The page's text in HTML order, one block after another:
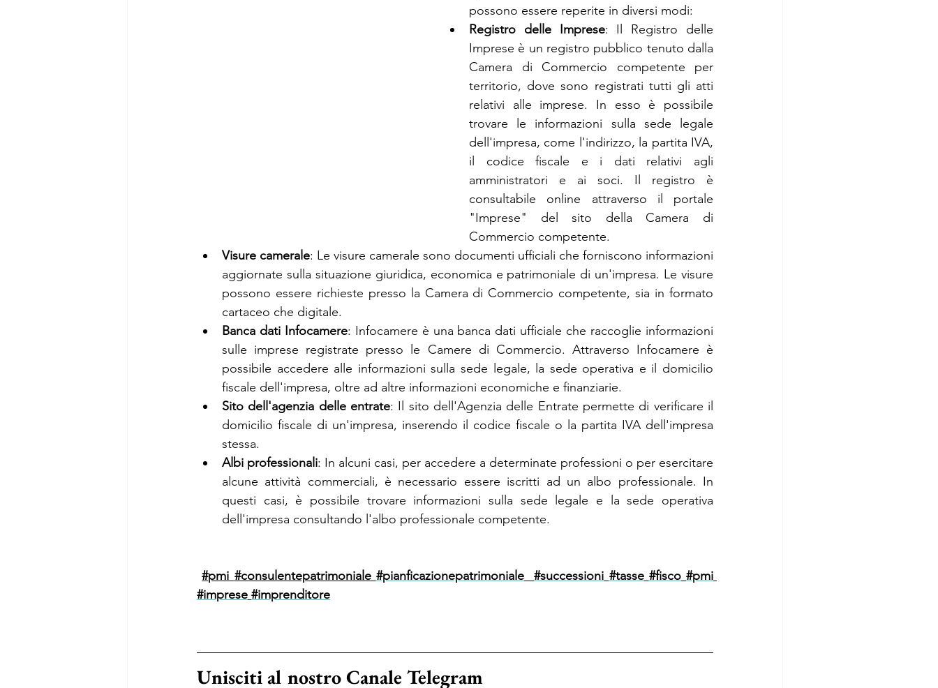
possono essere reperite in diversi modi:
Registro delle Imprese: Il Registro delle
Imprese è un registro pubblico tenuto dalla
Camera di Commercio competente per
territorio, dove sono registrati tutti gli atti
relativi alle imprese. In esso è possibile
trovare le informazioni sulla sede legale
dell'impresa, come l'indirizzo, la partita IVA,
il codice fiscale e i dati relativi agli
amministratori e ai soci. Il registro è
consultabile online attraverso il portale
"Imprese" del sito della Camera di
Commercio competente.
Visure camerale: Le visure camerale sono documenti ufficiali che forniscono informazioni
aggiornate sulla situazione giuridica, economica e patrimoniale di un'impresa. Le visure
possono essere richieste presso la Camera di Commercio competente, sia in formato
cartaceo che digitale.
Banca dati Infocamere: Infocamere è una banca dati ufficiale che raccoglie informazioni
sulle imprese registrate presso le Camere di Commercio. Attraverso Infocamere è
possibile accedere alle informazioni sulla sede legale, la sede operativa e il domicilio
fiscale dell'impresa, oltre ad altre informazioni economiche e finanziarie.
Sito dell'agenzia delle entrate: Il sito dell'Agenzia delle Entrate permette di verificare il
domicilio fiscale di un'impresa, inserendo il codice fiscale o la partita IVA dell'impresa
stessa.
Albi professionali: In alcuni casi, per accedere a determinate professioni o per esercitare
alcune attività commerciali, è necessario essere iscritti ad un albo professionale. In
questi casi, è possibile trovare informazioni sulla sede legale e la sede operativa
dell'impresa consultando l'albo professionale competente.
#pmi #consulentepatrimoniale #pianficazionepatrimoniale #successioni #tasse #fisco #pmi
#imprese #imprenditore
Unisciti al nostro Canale Telegram